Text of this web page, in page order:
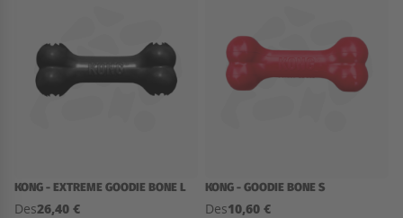
KONG - EXTREME GOODIE BONE L
Des26,40 €
KONG - GOODIE BONE S
Des10,60 €